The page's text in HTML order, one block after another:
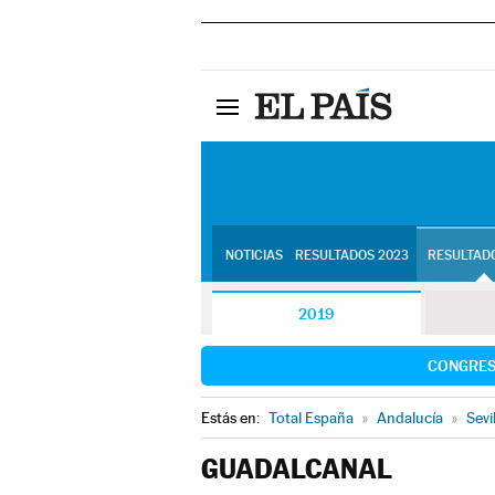
NOTICIAS RESULTADOS 2023
2019
Estás en: Total España » Andalucía »
GUADALCANAL